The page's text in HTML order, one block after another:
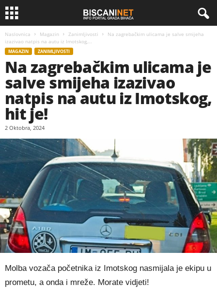
Naslovnica Magazin Zanimljivosti
Na zagrebačkim ulicama je salve smijeha
izazivao natpis na autu iz Imotskog,...
MAGAZIN ZANIMLJIVOSTI
Na zagrebačkim ulicama je
salve smijeha izazivao
natpis na autu iz Imotskog,
hit je!
2 Oktobra, 2024
Molba vozača početnika iz Imotskog nasmijala je ekipu u
prometu, a onda i mreže. Morate vidjeti!